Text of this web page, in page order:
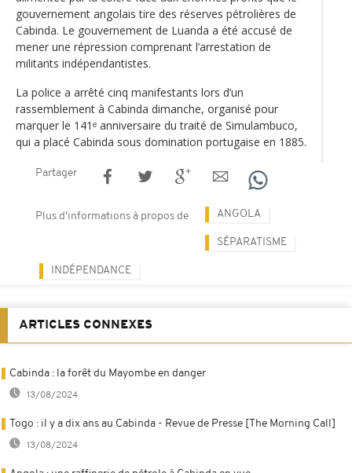
gouvernement angolais tire des réserves pétrolières de
Cabinda. Le gouvernement de Luanda a été accusé de
mener une répression comprenant l’arrestation de
militants indépendantistes.
La police a arrêté cinq manifestants lors d’un
rassemblement à Cabinda dimanche, organisé pour
marquer le 141ᵉ anniversaire du traité de Simulambuco,
qui a placé Cabinda sous domination portugaise en 1885.
Partager
Plus d'informations à propos de ANGOLA
SÉPARATISME
INDÉPENDANCE
ARTICLES CONNEXES
Cabinda : la forêt du Mayombe en danger
13/08/2024
Togo : il y a dix ans au Cabinda - Revue de Presse [The Morning Call]
13/08/2024